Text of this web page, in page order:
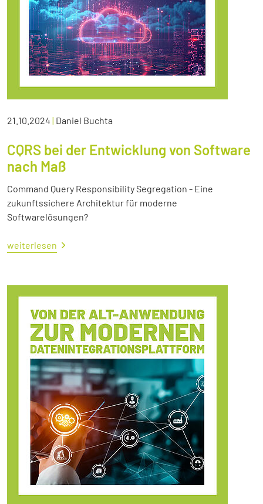
21.10.2024 | Daniel Buchta
CQRS bei der Entwicklung von Software
nach Maß
Command Query Responsibility Segregation - Eine
zukunftssichere Architektur für moderne
Softwarelösungen?
weiterlesen